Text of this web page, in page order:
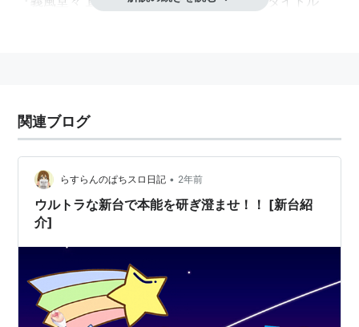
その後月刊コミックゼノン（徳間書店）にて、続編とな
る『義風堂々!! 直江兼続 -前田慶次酒語り-』が2010年
12月号（創刊号）から2014年3月号まで連載された。単
行本全10巻。2013年7月から12月にかけてテレビアニメ
義風堂々!! 兼続と慶次』が放送された。
月刊コミックゼノン2014年5月号より、「前田慶次酒語
り」の続編『義風堂々!! 直江兼続 -前田慶次花語り-』が
連載されている。作画担当は出口真人に交代。
また、月刊コミックゼノン2013年11月号より、黒田官兵
衛を主人公としたスピンオフ『義風堂々!! 疾風の軍師 -
関連ブログ
らすらんのぱちスロ日記 • 2年前
ウルトラな新台で本能を研ぎ澄ませ！！ [新台紹
介]